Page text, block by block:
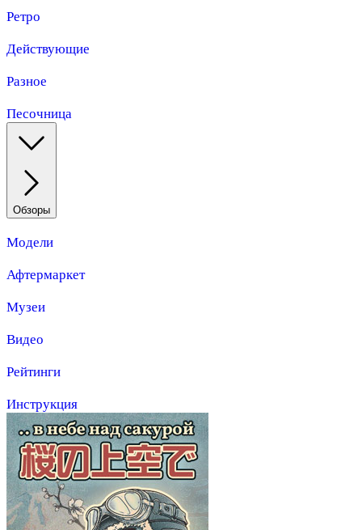
Ретро
Действующие
Разное
Песочница
Обзоры
Модели
Афтермаркет
Музеи
Видео
Рейтинги
Инструкция